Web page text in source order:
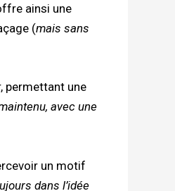
ainsi une
(mais sans
permettant une
avec une
un motif
dans l’idée